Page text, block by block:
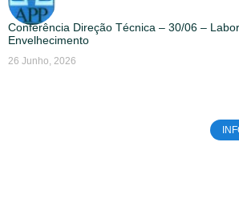
Conferência Direção Técnica – 30/06 –
Envelhecimento
26 Junho, 2026